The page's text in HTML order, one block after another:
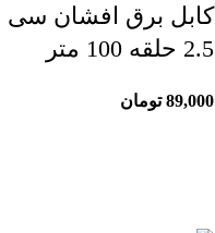
2.5 حلقه 100 متر
89,000 تومان